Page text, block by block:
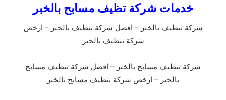
خدمات شركة تظيف مسابح بالخبر
شركة تنظيف بالخبر – افضل شركة تنظيف بالخبر – ارخص
شركة تنظيف بالخبر
شركة تنظيف مسابح بالخبر – افضل شركة تنظيف مسابح
بالخبر – ارخص شركة تنظيف مسابح بالخبر